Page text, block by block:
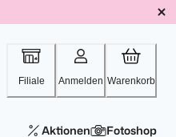
Filiale Anmelden Warenkorb
Aktionen Fotoshop